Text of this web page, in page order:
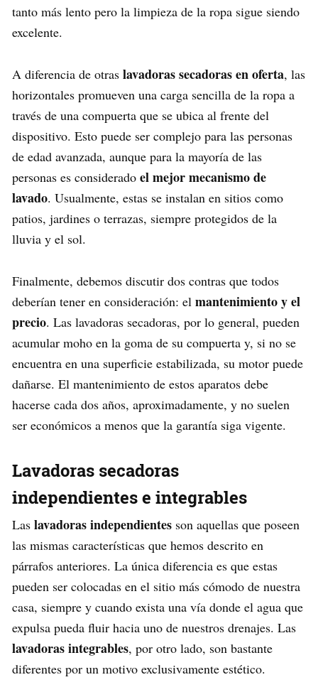
tanto más lento pero la limpieza de la ropa sigue siendo
excelente.
A diferencia de otras lavadoras secadoras en oferta, las
horizontales promueven una carga sencilla de la ropa a
través de una compuerta que se ubica al frente del
dispositivo. Esto puede ser complejo para las personas
de edad avanzada, aunque para la mayoría de las
personas es considerado el mejor mecanismo de
lavado. Usualmente, estas se instalan en sitios como
patios, jardines o terrazas, siempre protegidos de la
lluvia y el sol.
Finalmente, debemos discutir dos contras que todos
deberían tener en consideración: el mantenimiento y el
precio. Las lavadoras secadoras, por lo general, pueden
acumular moho en la goma de su compuerta y, si no se
encuentra en una superficie estabilizada, su motor puede
dañarse. El mantenimiento de estos aparatos debe
hacerse cada dos años, aproximadamente, y no suelen
ser económicos a menos que la garantía siga vigente.
Lavadoras secadoras
independientes e integrables
Las lavadoras independientes son aquellas que poseen
las mismas características que hemos descrito en
párrafos anteriores. La única diferencia es que estas
pueden ser colocadas en el sitio más cómodo de nuestra
casa, siempre y cuando exista una vía donde el agua que
expulsa pueda fluir hacia uno de nuestros drenajes. Las
lavadoras integrables, por otro lado, son bastante
diferentes por un motivo exclusivamente estético.